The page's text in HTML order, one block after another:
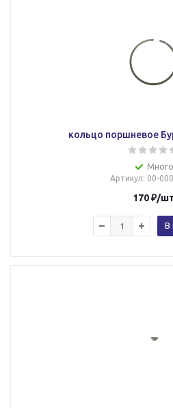
кольцо поршневое
Много
Артикул: 00-
170₽/
В